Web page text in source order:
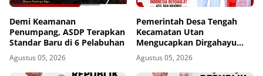
Demi Keamanan
Penumpang, ASDP Terapkan
Standar Baru di 6 Pelabuhan
Agustus 05, 2026
Pemerintah Desa Tengah
Kecamatan Utan
Mengucapkan Dirgahayu
Republik Indonesia ke-81
Agustus 05, 2026